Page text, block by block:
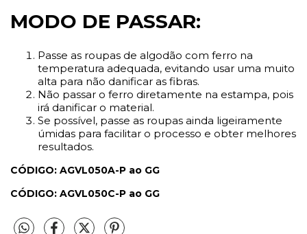
MODO DE PASSAR:
Passe as roupas de algodão com ferro na
temperatura adequada, evitando usar uma muito
alta para não danificar as fibras.
Não passar o ferro diretamente na estampa, pois
irá danificar o material.
Se possível, passe as roupas ainda ligeiramente
úmidas para facilitar o processo e obter melhores
resultados.
CÓDIGO: AGVL050A-P ao GG
CÓDIGO: AGVL050C-P ao GG